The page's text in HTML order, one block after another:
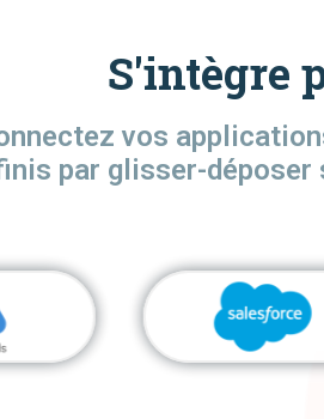
S'intègre
vos
par glisser-